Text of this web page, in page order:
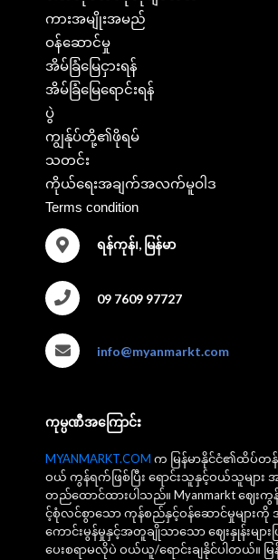
ကားအမျိုးအမည်
ဝန်ဆောင်မှု
အိမ်ခြံမြေငှားရန်
အိမ်ခြံမြေရောင်းရန်
ပွဲ
ကျွန်ုပ်တို့၏ဖိုရမ်
သတင်း
ကိုယ်ရေးအချက်အလက်မူဝါဒ
Terms condition
ရန်ကုန်၊, မြန်မာ
09 7609 97727
info@myanmarkt.com
ကုမ္ပဏီအကြောင်း
MYANMARKT.COM က မြန်မာနိုင်ငံ၏ထိပ်တန်
ဝယ် ကွန်ရက်ဖြစ်ပြီး ရောင်းသူနှင့်ဝယ်သူမျ
တည်ထောင်ထားပါသည်။ Myanmarkt ဈေးကွ
င့်စုံလင်စွာသော ကုန်စည်နှင့်ဝန်ဆောင်မှုများ
ကောင်းမွန်မှုနှင့်အတူချိုသာသော ဈေးနှုန်းများ
ပေးစရာမလိုပဲ ဝယ်ယူ/ရောင်းချနိုင်ပါတယ်။ မြ